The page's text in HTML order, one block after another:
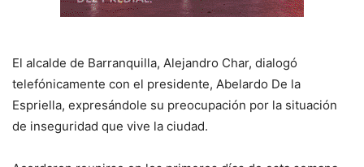
El alcalde de Barranquilla, Alejandro Char, dialogó
telefónicamente con el presidente, Abelardo De la
Espriella, expresándole su preocupación por la situación
de inseguridad que vive la ciudad.